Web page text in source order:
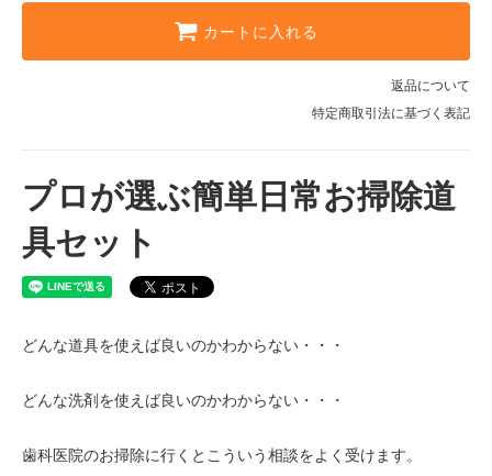
カートに入れる
返品について
特定商取引法に基づく表記
プロが選ぶ簡単日常お掃除道
具セット
どんな道具を使えば良いのかわからない・・・
どんな洗剤を使えば良いのかわからない・・・
歯科医院のお掃除に行くとこういう相談をよく受けます。